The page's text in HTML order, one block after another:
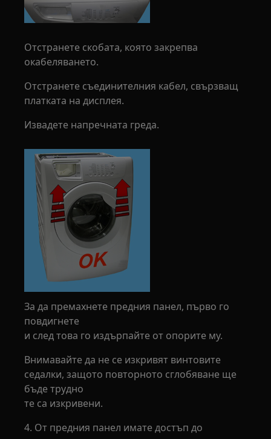
Отстранете скобата, която закрепва
окабеляването.
Отстранете съединителния кабел, свързващ
платката на дисплея.
Извадете напречната греда.
За да премахнете предния панел, първо го
повдигнете
и след това го издърпайте от опорите му.
Внимавайте да не се изкривят винтовите
седалки, защото повторното сглобяване ще
бъде трудно
те са изкривени.
4. От предния панел имате достъп до